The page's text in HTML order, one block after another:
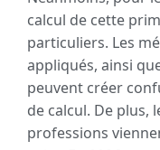
calcul de cette
particuliers. Les
appliqués, ainsi
peuvent créer
de calcul. De plus,
professions